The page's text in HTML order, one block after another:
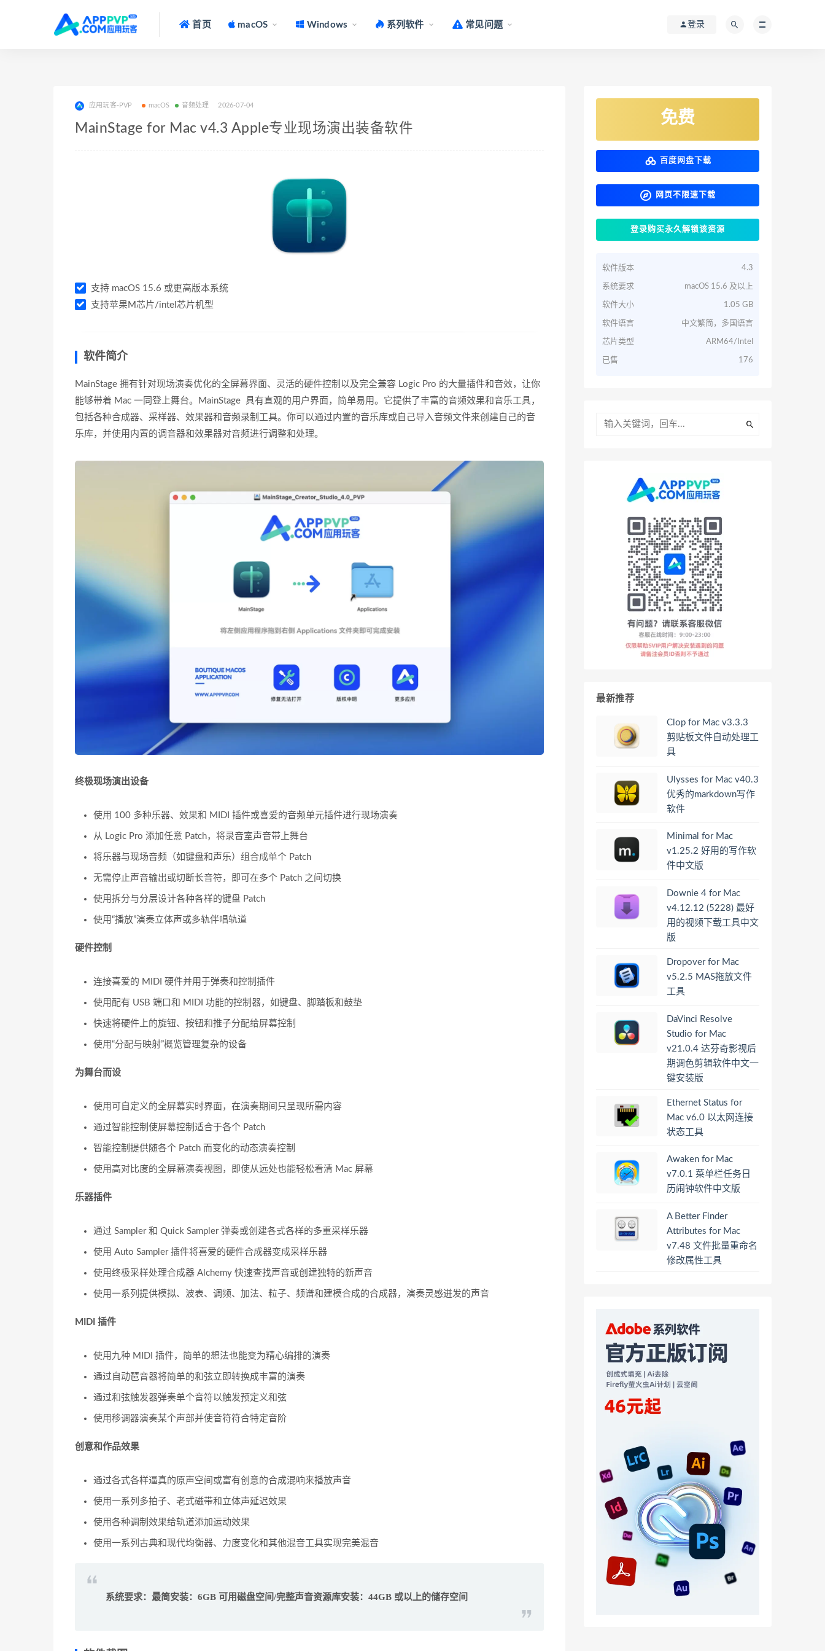
首页 macOS Windows 系列软件 常见问题 登录
应用玩客-PVP macOS 音频处理 2026-07-04
MainStage for Mac v4.3 Apple专业现场演出装备软件
支持 macOS 15.6 或更高版本系统
支持苹果M芯片/intel芯片机型
软件简介
MainStage 拥有针对现场演奏优化的全屏幕界面、灵活的硬件控制以及完全兼容 Logic Pro 的大量插件和音效，让你
能够带着 Mac 一同登上舞台。MainStage 具有直观的用户界面，简单易用。它提供了丰富的音频效果和音乐工具，
包括各种合成器、采样器、效果器和音频录制工具。你可以通过内置的音乐库或自己导入音频文件来创建自己的音
乐库，并使用内置的调音器和效果器对音频进行调整和处理。
终极现场演出设备
使用 100 多种乐器、效果和 MIDI 插件或喜爱的音频单元插件进行现场演奏
从 Logic Pro 添加任意 Patch，将录音室声音带上舞台
将乐器与现场音频（如键盘和声乐）组合成单个 Patch
无需停止声音输出或切断长音符，即可在多个 Patch 之间切换
使用拆分与分层设计各种各样的键盘 Patch
使用“播放”演奏立体声或多轨伴唱轨道
硬件控制
连接喜爱的 MIDI 硬件并用于弹奏和控制插件
使用配有 USB 端口和 MIDI 功能的控制器，如键盘、脚踏板和鼓垫
快速将硬件上的旋钮、按钮和推子分配给屏幕控制
使用“分配与映射”概览管理复杂的设备
为舞台而设
使用可自定义的全屏幕实时界面，在演奏期间只呈现所需内容
通过智能控制使屏幕控制适合于各个 Patch
智能控制提供随各个 Patch 而变化的动态演奏控制
使用高对比度的全屏幕演奏视图，即使从远处也能轻松看清 Mac 屏幕
乐器插件
通过 Sampler 和 Quick Sampler 弹奏或创建各式各样的多重采样乐器
使用 Auto Sampler 插件将喜爱的硬件合成器变成采样乐器
使用终极采样处理合成器 Alchemy 快速查找声音或创建独特的新声音
使用一系列提供模拟、波表、调频、加法、粒子、频谱和建模合成的合成器，演奏灵感迸发的声音
MIDI 插件
使用九种 MIDI 插件，简单的想法也能变为精心编排的演奏
通过自动琶音器将简单的和弦立即转换成丰富的演奏
通过和弦触发器弹奏单个音符以触发预定义和弦
使用移调器演奏某个声部并使音符符合特定音阶
创意和作品效果
通过各式各样逼真的原声空间或富有创意的合成混响来播放声音
使用一系列多拍子、老式磁带和立体声延迟效果
使用各种调制效果给轨道添加运动效果
使用一系列古典和现代均衡器、力度变化和其他混音工具实现完美混音
系统要求：最简安装：6GB 可用磁盘空间/完整声音资源库安装：44GB 或以上的储存空间
免费
百度网盘下载
网页不限速下载
登录购买永久解锁该资源
软件版本 4.3
系统要求 macOS 15.6 及以上
软件大小 1.05 GB
软件语言 中文繁简，多国语言
芯片类型 ARM64/Intel
已售 176
最新推荐
Clop for Mac v3.3.3
剪贴板文件自动处理工
具
Ulysses for Mac v40.3
优秀的markdown写作
软件
Minimal for Mac
v1.25.2 好用的写作软
件中文版
Downie 4 for Mac
v4.12.12 (5228) 最好
用的视频下载工具中文
版
Dropover for Mac
v5.2.5 MAS拖放文件
工具
DaVinci Resolve
Studio for Mac
v21.0.4 达芬奇影视后
期调色剪辑软件中文一
键安装版
Ethernet Status for
Mac v6.0 以太网连接
状态工具
Awaken for Mac
v7.0.1 菜单栏任务日
历闹钟软件中文版
A Better Finder
Attributes for Mac
v7.48 文件批量重命名
修改属性工具